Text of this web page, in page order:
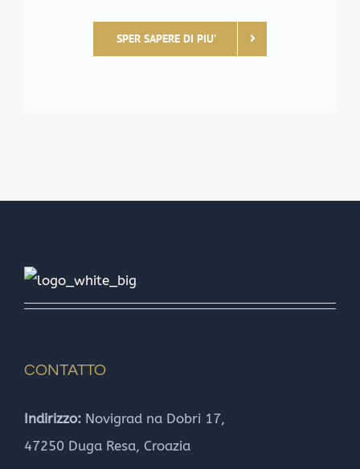
SPER SAPERE DI PIU’
CONTATTO
Indirizzo: Novigrad na Dobri 17,
47250 Duga Resa, Croazia